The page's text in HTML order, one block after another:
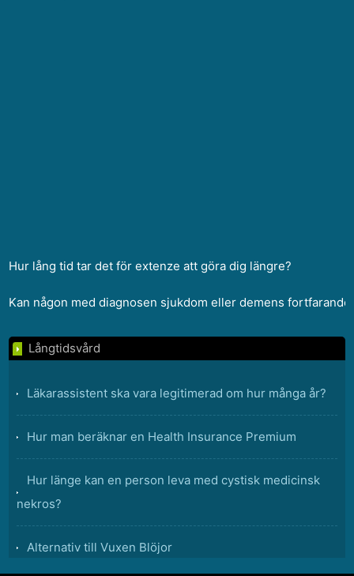
Hur lång tid tar det för extenze att göra dig längre?
Kan någon med diagnosen sjukdom eller demens
Långtidsvård
Läkarassistent ska vara legitimerad om hur många år?
Hur man beräknar en Health Insurance Premium
Hur länge kan en person leva med cystisk medicinsk
nekros?
Alternativ till Vuxen Blöjor